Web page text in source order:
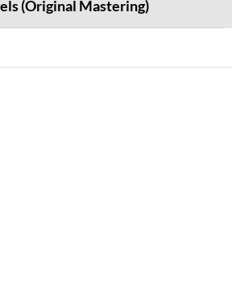
(Original Mastering)